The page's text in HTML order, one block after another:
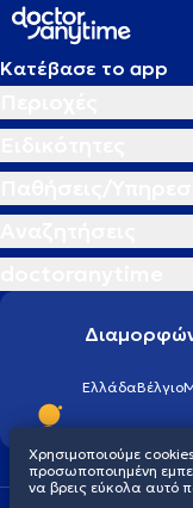
Κατέβασε το app
ΕλλάδαΒέλγιο
Χρησιμοποιούμε
προσωποποιημένη
να βρεις εύκολα αυτό